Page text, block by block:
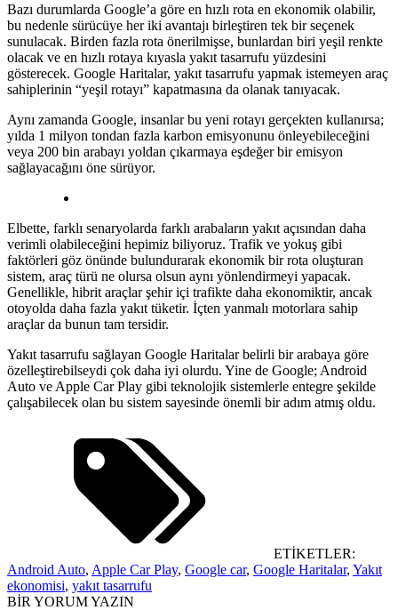
Bazı durumlarda Google’a göre en hızlı rota en ekonomik olabilir,
bu nedenle sürücüye her iki avantajı birleştiren tek bir seçenek
sunulacak. Birden fazla rota önerilmişse, bunlardan biri yeşil renkte
olacak ve en hızlı rotaya kıyasla yakıt tasarrufu yüzdesini
gösterecek. Google Haritalar, yakıt tasarrufu yapmak istemeyen araç
sahiplerinin “yeşil rotayı” kapatmasına da olanak tanıyacak.
Aynı zamanda Google, insanlar bu yeni rotayı gerçekten kullanırsa;
yılda 1 milyon tondan fazla karbon emisyonunu önleyebileceğini
veya 200 bin arabayı yoldan çıkarmaya eşdeğer bir emisyon
sağlayacağını öne sürüyor.
Elbette, farklı senaryolarda farklı arabaların yakıt açısından daha
verimli olabileceğini hepimiz biliyoruz. Trafik ve yokuş gibi
faktörleri göz önünde bulundurarak ekonomik bir rota oluşturan
sistem, araç türü ne olursa olsun aynı yönlendirmeyi yapacak.
Genellikle, hibrit araçlar şehir içi trafikte daha ekonomiktir, ancak
otoyolda daha fazla yakıt tüketir. İçten yanmalı motorlara sahip
araçlar da bunun tam tersidir.
Yakıt tasarrufu sağlayan Google Haritalar belirli bir arabaya göre
özelleştirebilseydi çok daha iyi olurdu. Yine de Google; Android
Auto ve Apple Car Play gibi teknolojik sistemlerle entegre şekilde
çalışabilecek olan bu sistem sayesinde önemli bir adım atmış oldu.
ETİKETLER:
Android Auto, Apple Car Play, Google car, Google Haritalar, Yakıt
ekonomisi, yakıt tasarrufu
BİR YORUM YAZIN